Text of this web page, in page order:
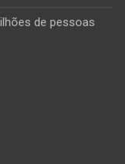
de pessoas